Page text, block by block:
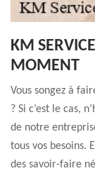
KM
MOMENT
Vous songez à
? Si c’est le cas,
de notre
tous vos besoins.
des savoir-faire